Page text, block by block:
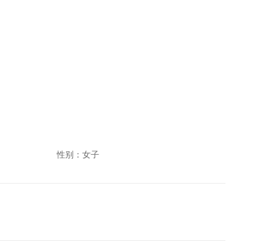
性别：女子